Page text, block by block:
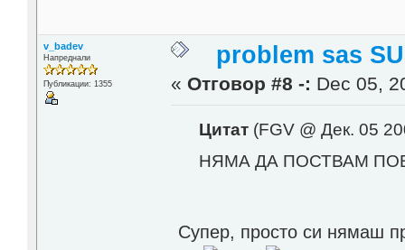
v_badev
Напреднали
Публикации: 1355
problem sas
« Отговор #8 -: Dec 05,
Цитат(FGV @ Дек. 05
НЯМА ДА ПОСТВАМ
Супер, просто си нямаш